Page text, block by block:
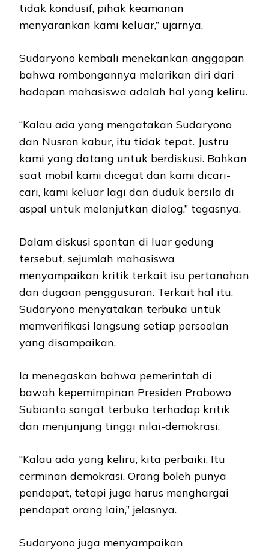
tidak kondusif, pihak keamanan
menyarankan kami keluar,” ujarnya.
Sudaryono kembali menekankan anggapan
bahwa rombongannya melarikan diri dari
hadapan mahasiswa adalah hal yang keliru.
“Kalau ada yang mengatakan Sudaryono
dan Nusron kabur, itu tidak tepat. Justru
kami yang datang untuk berdiskusi. Bahkan
saat mobil kami dicegat dan kami dicari-
cari, kami keluar lagi dan duduk bersila di
aspal untuk melanjutkan dialog,” tegasnya.
Dalam diskusi spontan di luar gedung
tersebut, sejumlah mahasiswa
menyampaikan kritik terkait isu pertanahan
dan dugaan penggusuran. Terkait hal itu,
Sudaryono menyatakan terbuka untuk
memverifikasi langsung setiap persoalan
yang disampaikan.
Ia menegaskan bahwa pemerintah di
bawah kepemimpinan Presiden Prabowo
Subianto sangat terbuka terhadap kritik
dan menjunjung tinggi nilai-demokrasi.
“Kalau ada yang keliru, kita perbaiki. Itu
cerminan demokrasi. Orang boleh punya
pendapat, tetapi juga harus menghargai
pendapat orang lain,” jelasnya.
Sudaryono juga menyampaikan